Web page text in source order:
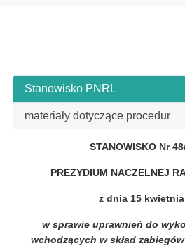
Stanowisko PNRL
materiały dotyczące procedur
STANOWISKO Nr
PREZYDIUM NACZELNEJ
z dnia 15 kwietnia
w sprawie uprawnień do
wchodzących w skład